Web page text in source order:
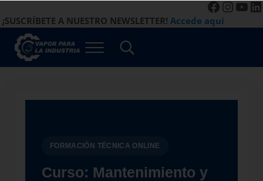
Saltar a la navegación de la derecha de la cabecera
¡SUSCRÍBETE A NUESTRO NEWSLETTER! Accede aquí
Vapor para la Industria
Gestión Eficiente de los Sistemas de Vapor
Menú Search...
FORMACIÓN TÉCNICA ONLINE
Curso: Mantenimiento y